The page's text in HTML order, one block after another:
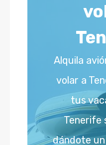
Alquila
volar a
tus
Tenerife
dándote